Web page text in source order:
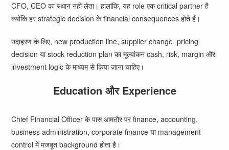
CFO, CEO का स्थान नहीं लेता। हालांकि, यह role एक critical partner है
क्योंकि हर strategic decision के financial consequences होते हैं।
उदाहरण के लिए, new production line, supplier change, pricing
decision या stock reduction plan का मूल्यांकन cash, risk, margin और
investment logic के माध्यम से किया जाना चाहिए।
Education और Experience
Chief Financial Officer के पास आमतौर पर finance, accounting,
business administration, corporate finance या management
control में मजबूत background होता है।